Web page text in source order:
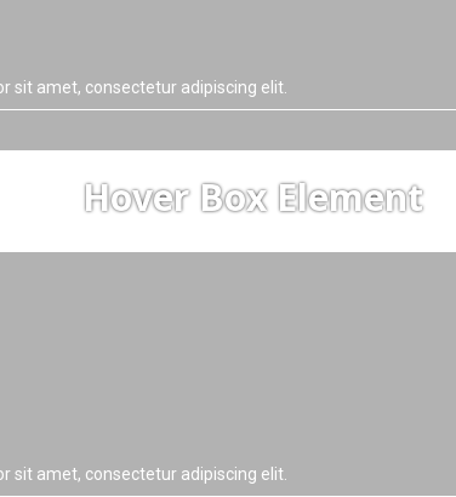
sit amet, consectetur adipiscing elit.
Hover Box Element
sit amet, consectetur adipiscing elit.